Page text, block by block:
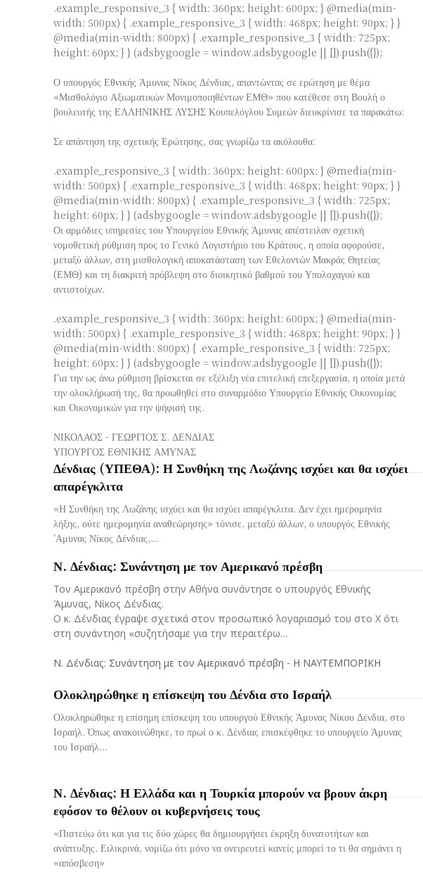
.example_responsive_3 { width: 360px; height: 600px; } @media(min-
width: 500px) { .example_responsive_3 { width: 468px; height: 90px; } }
@media(min-width: 800px) { .example_responsive_3 { width: 725px;
height: 60px; } } (adsbygoogle = window.adsbygoogle || []).push({});
Ο υπουργός Εθνικής Άμυνας Νίκος Δένδιας, απαντώντας σε ερώτηση με θέμα
«Μισθολόγιο Αξιωματικών Μονιμοποιηθέντων ΕΜΘ» που κατέθεσε στη Βουλή ο
βουλευτής της ΕΛΛΗΝΙΚΗΣ ΛΥΣΗΣ Κουπελόγλου Συμεών διευκρίνισε τα παρακάτω:
Σε απάντηση της σχετικής Ερώτησης, σας γνωρίζω τα ακόλουθα:
.example_responsive_3 { width: 360px; height: 600px; } @media(min-
width: 500px) { .example_responsive_3 { width: 468px; height: 90px; } }
@media(min-width: 800px) { .example_responsive_3 { width: 725px;
height: 60px; } } (adsbygoogle = window.adsbygoogle || []).push({});
Οι αρμόδιες υπηρεσίες του Υπουργείου Εθνικής Άμυνας απέστειλαν σχετική
νομοθετική ρύθμιση προς το Γενικό Λογιστήριο του Κράτους, η οποία αφορούσε,
μεταξύ άλλων, στη μισθολογική αποκατάσταση των Εθελοντών Μακράς Θητείας
(ΕΜΘ) και τη διακριτή πρόβλεψη στο διοικητικό βαθμού του Υπολοχαγού και
αντιστοίχων.
.example_responsive_3 { width: 360px; height: 600px; } @media(min-
width: 500px) { .example_responsive_3 { width: 468px; height: 90px; } }
@media(min-width: 800px) { .example_responsive_3 { width: 725px;
height: 60px; } } (adsbygoogle = window.adsbygoogle || []).push({});
Για την ως άνω ρύθμιση βρίσκεται σε εξέλιξη νέα επιτελική επεξεργασία, η οποία μετά
την ολοκλήρωσή της, θα προωθηθεί στο συναρμόδιο Υπουργείο Εθνικής Οικονομίας
και Οικονομικών για την ψήφισή της.
ΝΙΚΟΛΑΟΣ - ΓΕΩΡΓΙΟΣ Σ. ΔΕΝΔΙΑΣ
ΥΠΟΥΡΓΟΣ ΕΘΝΙΚΗΣ ΑΜΥΝΑΣ
Δένδιας (ΥΠΕΘΑ): Η Συνθήκη της Λωζάνης ισχύει και θα ισχύει
απαρέγκλιτα
«Η Συνθήκη της Λωζάνης ισχύει και θα ισχύει απαρέγκλιτα. Δεν έχει ημερομηνία
λήξης, ούτε ημερομηνία αναθεώρησης» τόνισε, μεταξύ άλλων, ο υπουργός Εθνικής
‘Αμυνας Νίκος Δένδιας,...
Ν. Δένδιας: Συνάντηση με τον Αμερικανό πρέσβη
Τον Αμερικανό πρέσβη στην Αθήνα συνάντησε ο υπουργός Εθνικής
Άμυνας, Νίκος Δένδιας.
Ο κ. Δένδιας έγραψε σχετικά στον προσωπικό λογαριασμό του στο X ότι
στη συνάντηση «συζητήσαμε για την περαιτέρω…
Ν. Δένδιας: Συνάντηση με τον Αμερικανό πρέσβη - Η ΝΑΥΤΕΜΠΟΡΙΚΗ
Ολοκληρώθηκε η επίσκεψη του Δένδια στο Ισραήλ
Ολοκληρώθηκε η επίσημη επίσκεψη του υπουργού Εθνικής Άμυνας Νίκου Δένδια, στο
Ισραήλ. Όπως ανακοινώθηκε, το πρωί ο κ. Δένδιας επισκέφθηκε το υπουργείο Άμυνας
του Ισραήλ...
Ν. Δένδιας: Η Ελλάδα και η Τουρκία μπορούν να βρουν άκρη
εφόσον το θέλουν οι κυβερνήσεις τους
«Πιστεύω ότι και για τις δύο χώρες θα δημιουργήσει έκρηξη δυνατοτήτων και
ανάπτυξης. Ειλικρινά, νομίζω ότι μόνο να ονειρευτεί κανείς μπορεί το τι θα σημάνει η
«απόσβεση»